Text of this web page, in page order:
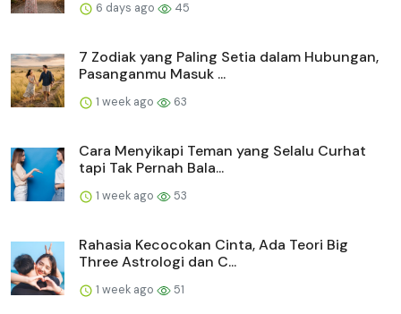
6 days ago 45
7 Zodiak yang Paling Setia dalam Hubungan,
Pasanganmu Masuk ...
1 week ago 63
Cara Menyikapi Teman yang Selalu Curhat
tapi Tak Pernah Bala...
1 week ago 53
Rahasia Kecocokan Cinta, Ada Teori Big
Three Astrologi dan C...
1 week ago 51